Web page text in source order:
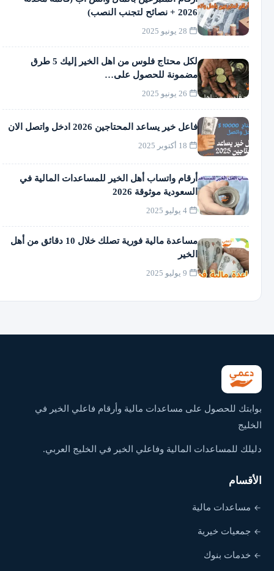
2026 + نصائح لتجنب النصب)
لكل محتاج فلوس من اهل الخير إليك 5 طرق
مضمونة للحصول على…
فاعل خير يساعد المحتاجين 2026 ادخل واتصل الان
أرقام واتساب أهل الخير للمساعدات المالية في
السعودية موثوقة 2026
مساعدة مالية فورية تصلك خلال 10 دقائق من أهل
الخير
بوابتك للحصول على مساعدات مالية وأرقام فاعلي الخير في
الخليج
دليلك للمساعدات المالية وفاعلي الخير في الخليج العربي.
الأقسام
مساعدات مالية
جمعيات خيرية
خدمات بنوك